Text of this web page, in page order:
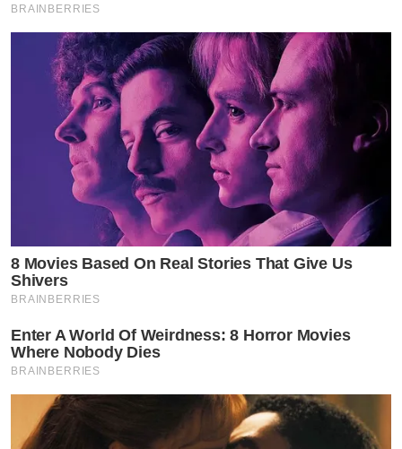
BRAINBERRIES
8 Movies Based On Real Stories That Give Us
Shivers
BRAINBERRIES
Enter A World Of Weirdness: 8 Horror Movies
Where Nobody Dies
BRAINBERRIES